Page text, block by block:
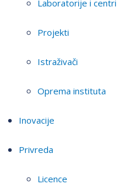
Laboratorije i centri
Projekti
Istraživači
Oprema instituta
Inovacije
Privreda
Licence